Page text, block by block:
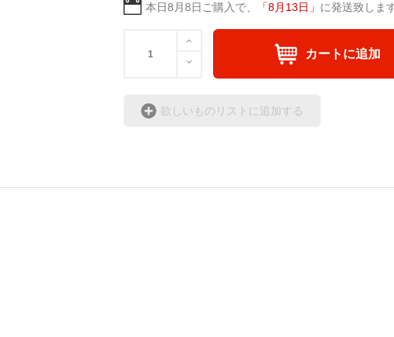
本日8月8日 ご購入で、 「8月13日 」 に発送致します
カートに追加
欲しいものリストに追加する